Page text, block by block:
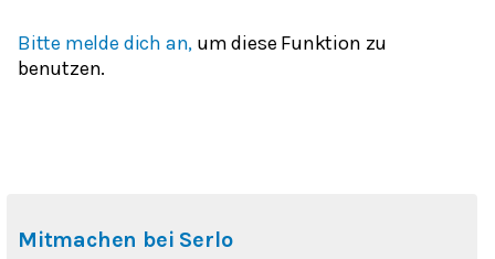
Bitte melde dich an, um diese Funktion zu
benutzen.
Mitmachen bei Serlo